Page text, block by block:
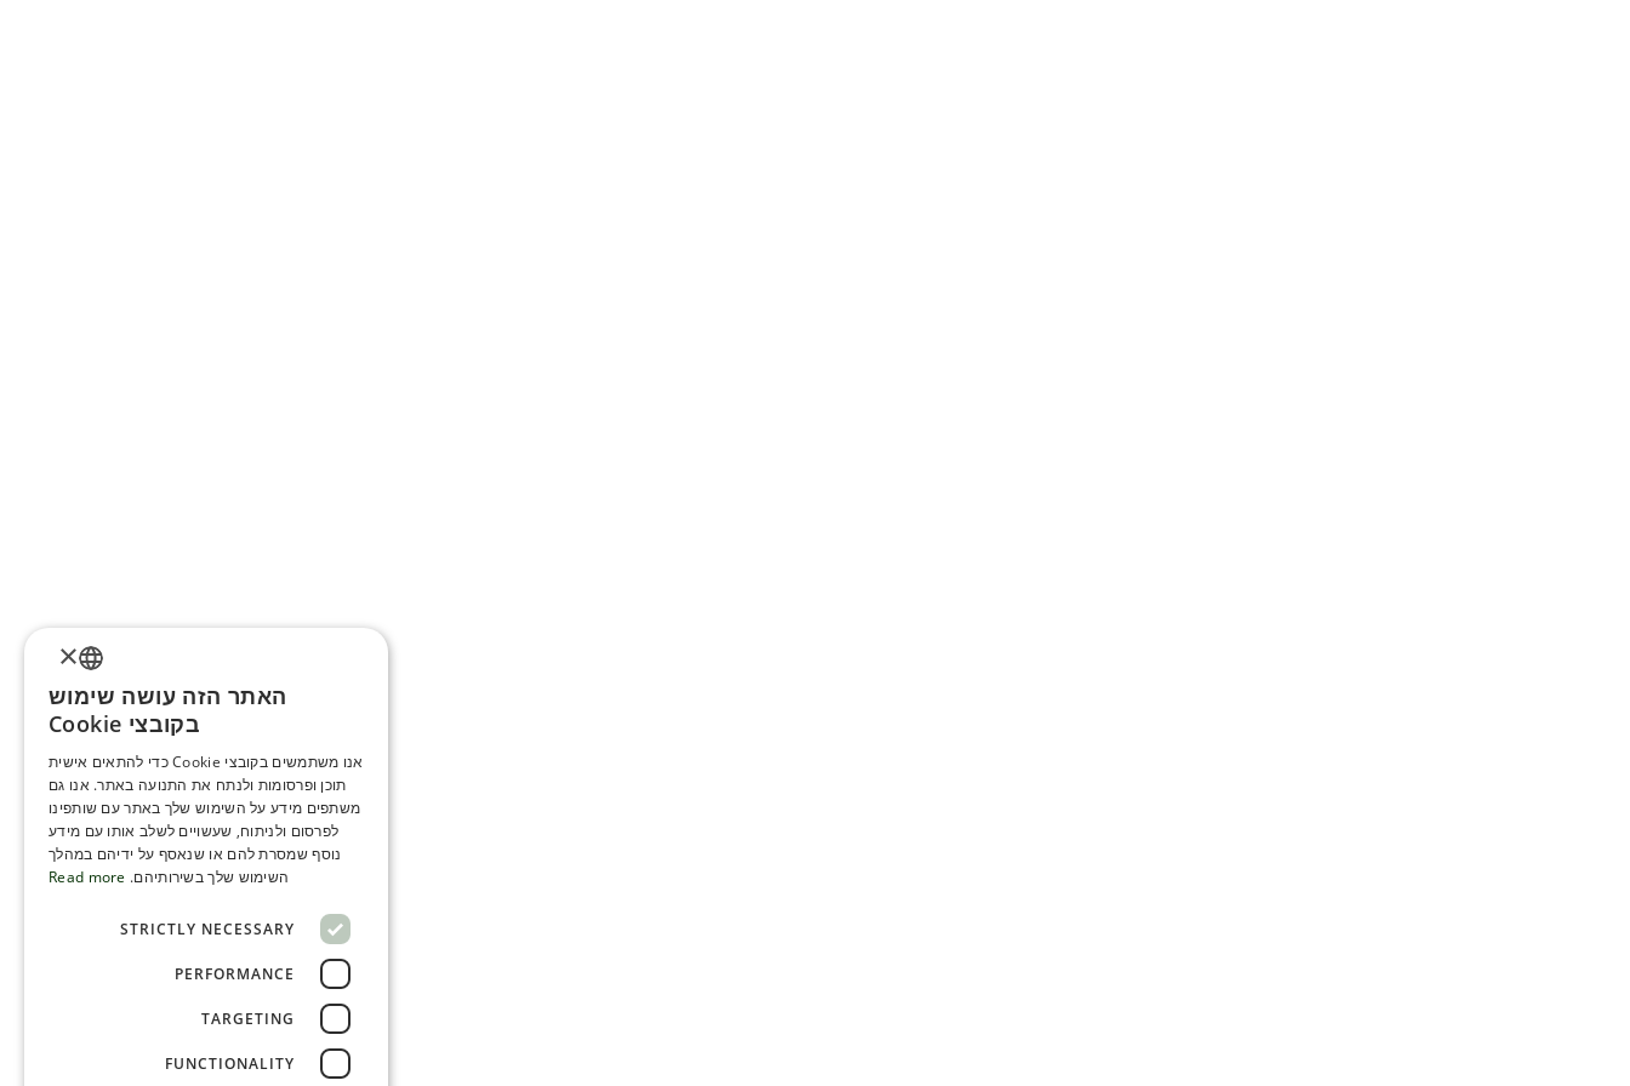
ENGLISH
SERBIA
HEBREW
RUSSIAN
SERBIAN-2
×
האתר הזה עושה שימוש
בקובצי Cookie
אנו משתמשים בקובצי Cookie כדי להתאים אישית
תוכן ופרסומות ולנתח את התנועה באתר. אנו גם
משתפים מידע על השימוש שלך באתר עם שותפינו
לפרסום ולניתוח, שעשויים לשלב אותו עם מידע
נוסף שמסרת להם או שנאסף על ידיהם במהלך
השימוש שלך בשירותיהם. Read more
STRICTLY NECESSARY
PERFORMANCE
TARGETING
FUNCTIONALITY